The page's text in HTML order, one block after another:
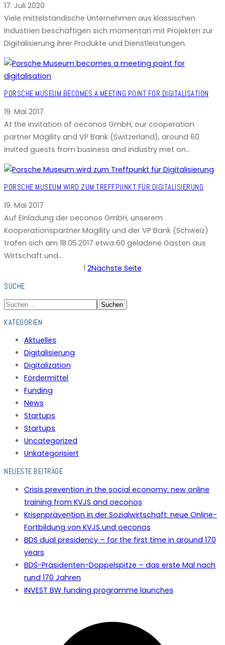
17. Juli 2020
Viele mittelständische Unternehmen aus klassischen
Industrien beschäftigen sich momentan mit Projekten zur
Digitalisierung ihrer Produkte und Dienstleistungen.
PORSCHE MUSEUM BECOMES A MEETING POINT FOR DIGITALISATION
19. Mai 2017
At the invitation of oeconos GmbH, our cooperation
partner Magility and VP Bank (Switzerland), around 60
invited guests from business and industry met on…
PORSCHE MUSEUM WIRD ZUM TREFFPUNKT FÜR DIGITALISIERUNG
19. Mai 2017
Auf Einladung der oeconos GmbH, unserem
Kooperationspartner Magility und der VP Bank (Schweiz)
trafen sich am 18.05.2017 etwa 60 geladene Gästen aus
Wirtschaft und…
1 2Nächste Seite
SUCHE
Suchen
KATEGORIEN
Aktuelles
Digitalisierung
Digitalization
Fördermittel
Funding
News
Startups
Startups
Uncategorized
Unkategorisiert
NEUESTE BEITRÄGE
Crisis prevention in the social economy: new online
training from KVJS and oeconos
Krisenprävention in der Sozialwirtschaft: neue Online-
Fortbildung von KVJS und oeconos
BDS dual presidency – for the first time in around 170
years
BDS-Präsidenten-Doppelspitze – das erste Mal nach
rund 170 Jahren
INVEST BW funding programme launches